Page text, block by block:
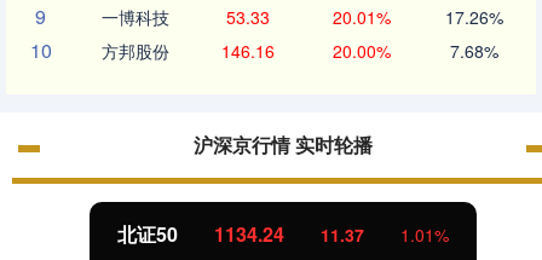
9 一博科技 53.33 20.01% 17.26%
10 方邦股份 146.16 20.00% 7.68%
沪深京行情 实时轮播
北证50 1134.24 11.37 1.01%